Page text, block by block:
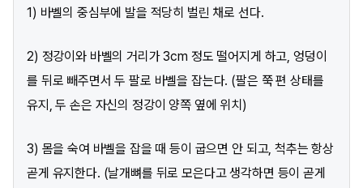
1) 바벨의 중심부에 발을 적당히 벌린 채로 선다.
2) 정강이와 바벨의 거리가 3cm 정도 떨어지게 하고, 엉덩이
를 뒤로 빼주면서 두 팔로 바벨을 잡는다. (팔은 쭉 편 상태를
유지, 두 손은 자신의 정강이 양쪽 옆에 위치)
3) 몸을 숙여 바벨을 잡을 때 등이 굽으면 안 되고, 척추는 항상
곧게 유지한다. (날개뼈를 뒤로 모은다고 생각하면 등이 곧게